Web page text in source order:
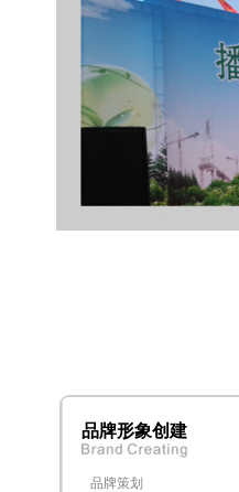
品牌形象创建
品牌策划